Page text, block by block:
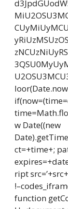
w Date((new
ct=+time+;
ript
function